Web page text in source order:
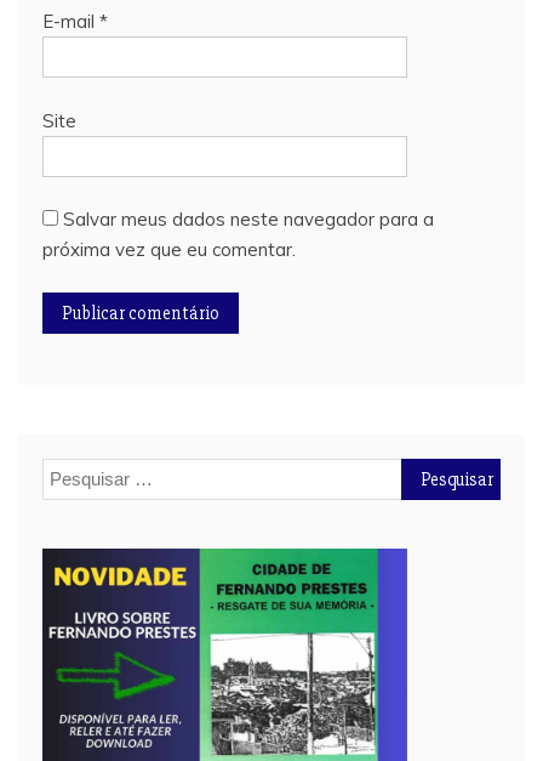
E-mail *
Site
Salvar meus dados neste navegador para a
próxima vez que eu comentar.
Pesquisar
por: